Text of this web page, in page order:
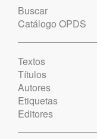
Buscar
Catálogo OPDS
Textos
Títulos
Autores
Etiquetas
Editores